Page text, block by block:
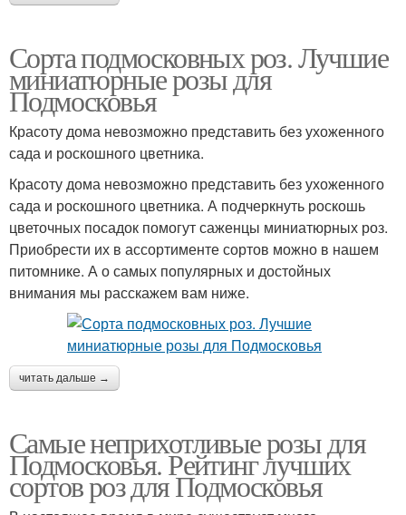
Сорта подмосковных роз. Лучшие
миниатюрные розы для
Подмосковья
Красоту дома невозможно представить без ухоженного
сада и роскошного цветника.
Красоту дома невозможно представить без ухоженного
сада и роскошного цветника. А подчеркнуть роскошь
цветочных посадок помогут саженцы миниатюрных роз.
Приобрести их в ассортименте сортов можно в нашем
питомнике. А о самых популярных и достойных
внимания мы расскажем вам ниже.
читать дальше →
Самые неприхотливые розы для
Подмосковья. Рейтинг лучших
сортов роз для Подмосковья